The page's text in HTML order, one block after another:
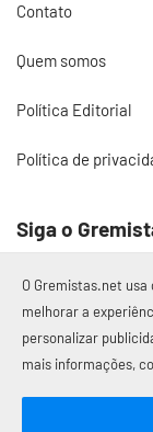
Contato
Quem somos
Política Editorial
Política de
Siga o
O Gremistas.net
melhorar a
personalizar
mais informações,